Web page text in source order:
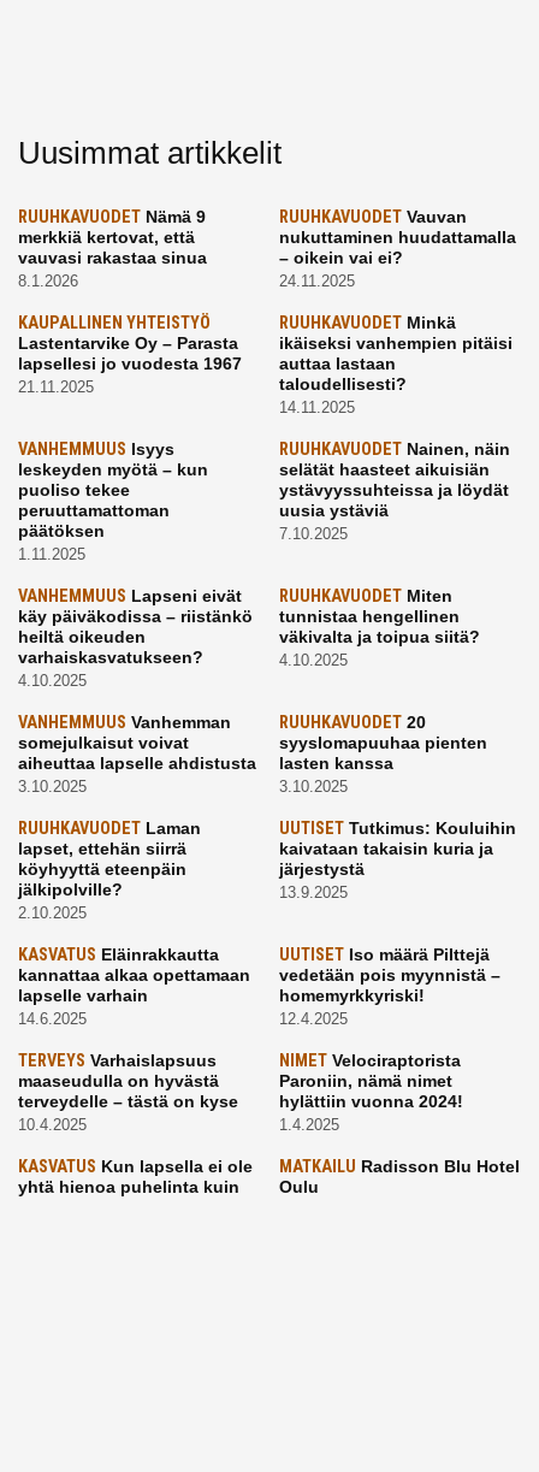
Uusimmat artikkelit
RUUHKAVUODET Nämä 9
merkkiä kertovat, että
vauvasi rakastaa sinua
8.1.2026
RUUHKAVUODETVauvan
nukuttaminen huudattamalla
– oikein vai ei?
24.11.2025
KAUPALLINEN YHTEISTYÖ
Lastentarvike Oy – Parasta
lapsellesi jo vuodesta 1967
21.11.2025
RUUHKAVUODETMinkä
ikäiseksi vanhempien pitäisi
auttaa lastaan
taloudellisesti?
14.11.2025
VANHEMMUUS Isyys
leskeyden myötä – kun
puoliso tekee
peruuttamattoman
päätöksen
1.11.2025
RUUHKAVUODETNainen, näin
selätät haasteet aikuisiän
ystävyyssuhteissa ja löydät
uusia ystäviä
7.10.2025
VANHEMMUUS Lapseni eivät
käy päiväkodissa – riistänkö
heiltä oikeuden
varhaiskasvatukseen?
4.10.2025
RUUHKAVUODETMiten
tunnistaa hengellinen
väkivalta ja toipua siitä?
4.10.2025
VANHEMMUUS Vanhemman
somejulkaisut voivat
aiheuttaa lapselle ahdistusta
3.10.2025
RUUHKAVUODET20
syyslomapuuhaa pienten
lasten kanssa
3.10.2025
RUUHKAVUODET Laman
lapset, ettehän siirrä
köyhyyttä eteenpäin
jälkipolville?
2.10.2025
UUTISETTutkimus: Kouluihin
kaivataan takaisin kuria ja
järjestystä
13.9.2025
KASVATUS Eläinrakkautta
kannattaa alkaa opettamaan
lapselle varhain
14.6.2025
UUTISETIso määrä Pilttejä
vedetään pois myynnistä –
homemyrkkyriski!
12.4.2025
TERVEYS Varhaislapsuus
maaseudulla on hyvästä
terveydelle – tästä on kyse
10.4.2025
NIMETVelociraptorista
Paroniin, nämä nimet
hylättiin vuonna 2024!
1.4.2025
KASVATUS Kun lapsella ei ole
yhtä hienoa puhelinta kuin
MATKAILU Radisson Blu Hotel
Oulu